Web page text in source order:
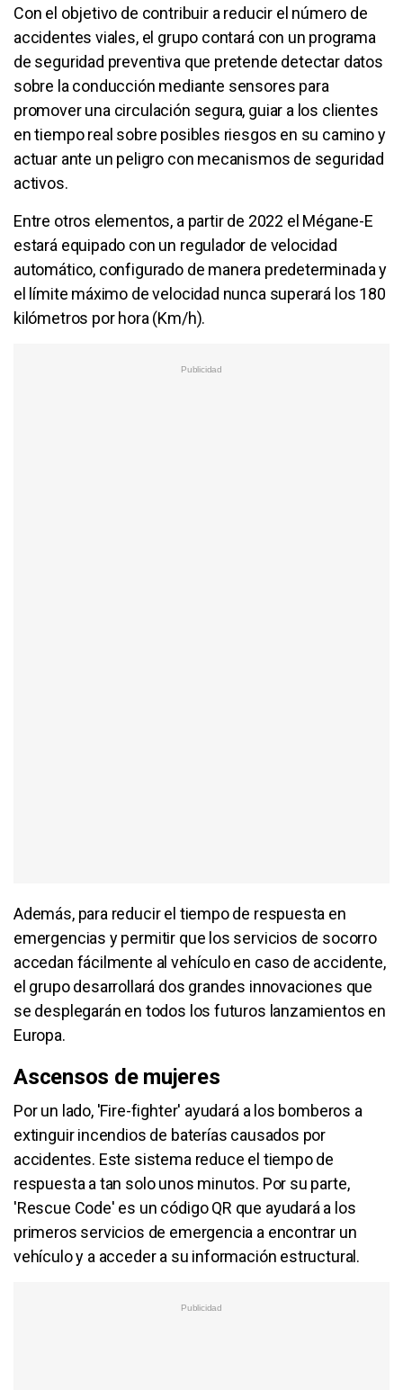
Con el objetivo de contribuir a reducir el número de
accidentes viales, el grupo contará con un programa
de seguridad preventiva que pretende detectar datos
sobre la conducción mediante sensores para
promover una circulación segura, guiar a los clientes
en tiempo real sobre posibles riesgos en su camino y
actuar ante un peligro con mecanismos de seguridad
activos.
Entre otros elementos, a partir de 2022 el Mégane-E
estará equipado con un regulador de velocidad
automático, configurado de manera predeterminada y
el límite máximo de velocidad nunca superará los 180
kilómetros por hora (Km/h).
Además, para reducir el tiempo de respuesta en
emergencias y permitir que los servicios de socorro
accedan fácilmente al vehículo en caso de accidente,
el grupo desarrollará dos grandes innovaciones que
se desplegarán en todos los futuros lanzamientos en
Europa.
Ascensos de mujeres
Por un lado, 'Fire-fighter' ayudará a los bomberos a
extinguir incendios de baterías causados por
accidentes. Este sistema reduce el tiempo de
respuesta a tan solo unos minutos. Por su parte,
'Rescue Code' es un código QR que ayudará a los
primeros servicios de emergencia a encontrar un
vehículo y a acceder a su información estructural.